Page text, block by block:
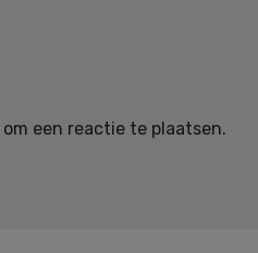
om een reactie te plaatsen.